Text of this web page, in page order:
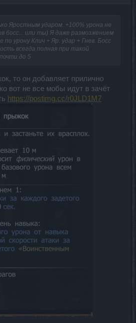
Яростным ударом. +100% урона не
босс... или ты) Я даже размозжением
по урону Клич + Яр. удар + Гнев. Босс
всегда полная при такой
до 5
то он добавляет прилично
вот не все мобы идут в зачёт
https://postimg.cc/r0JLD1M7